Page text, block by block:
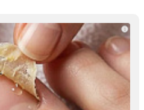
i